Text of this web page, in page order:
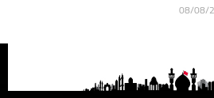
08/08/